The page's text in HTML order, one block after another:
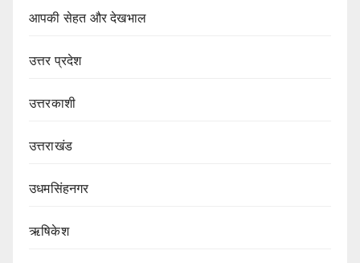
आपकी सेहत और देखभाल
उत्तर प्रदेश
उत्तरकाशी
उत्तराखंड
उधमसिंहनगर
ऋषिकेश